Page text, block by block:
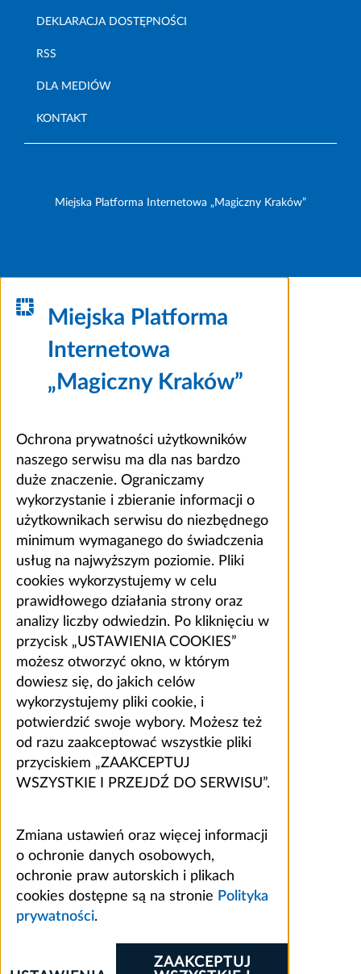
DEKLARACJA DOSTĘPNOŚCI
RSS
DLA MEDIÓW
KONTAKT
Miejska Platforma Internetowa „Magiczny Kraków”
Miejska Platforma
Internetowa
„Magiczny Kraków”
Ochrona prywatności użytkowników
naszego serwisu ma dla nas bardzo
duże znaczenie. Ograniczamy
wykorzystanie i zbieranie informacji o
użytkownikach serwisu do niezbędnego
minimum wymaganego do świadczenia
usług na najwyższym poziomie. Pliki
cookies wykorzystujemy w celu
prawidłowego działania strony oraz
analizy liczby odwiedzin. Po kliknięciu w
przycisk „USTAWIENIA COOKIES”
możesz otworzyć okno, w którym
dowiesz się, do jakich celów
wykorzystujemy pliki cookie, i
potwierdzić swoje wybory. Możesz też
od razu zaakceptować wszystkie pliki
przyciskiem „ZAAKCEPTUJ
WSZYSTKIE I PRZEJDŹ DO SERWISU”.
Zmiana ustawień oraz więcej informacji
o ochronie danych osobowych,
ochronie praw autorskich i plikach
cookies dostępne są na stronie Polityka
prywatności.
ZAAKCEPTUJ